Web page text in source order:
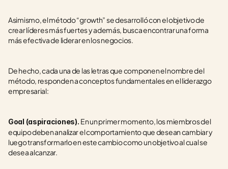
Asimismo, el método “growth” se desarrolló con el objetivo de
crear líderes más fuertes y además, busca encontrar una forma
más efectiva de liderar en los negocios.
De hecho, cada una de las letras que componen el nombre del
método, responden a conceptos fundamentales en el liderazgo
empresarial:
Goal (aspiraciones). En un primer momento, los miembros del
equipo deben analizar el comportamiento que desean cambiar y
luego transformarlo en este cambio como un objetivo al cual se
desea alcanzar.